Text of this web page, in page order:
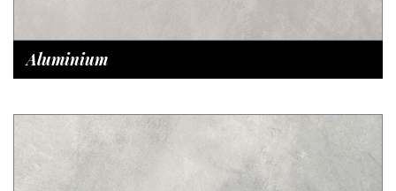
Aluminium